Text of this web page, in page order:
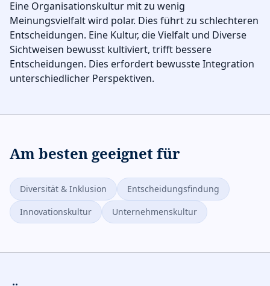
Eine Organisationskultur mit zu wenig
Meinungsvielfalt wird polar. Dies führt zu schlechteren
Entscheidungen. Eine Kultur, die Vielfalt und Diverse
Sichtweisen bewusst kultiviert, trifft bessere
Entscheidungen. Dies erfordert bewusste Integration
unterschiedlicher Perspektiven.
Am besten geeignet für
Diversität & Inklusion
Entscheidungsfindung
Innovationskultur
Unternehmenskultur